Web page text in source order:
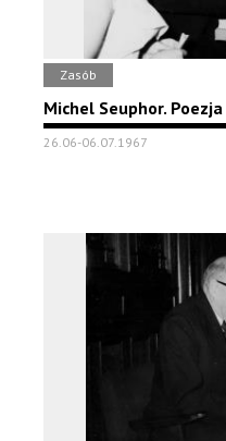
Zasób
Michel Seuphor.
26.06-06.07.1967